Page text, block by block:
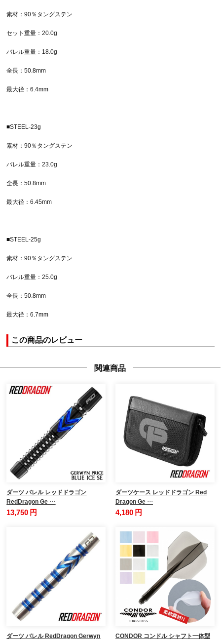
素材：90％タングステン
セット重量：20.0g
バレル重量：18.0g
全長：50.8mm
最大径：6.4mm
■STEEL-23g
素材：90％タングステン
バレル重量：23.0g
全長：50.8mm
最大径：6.45mm
■STEEL-25g
素材：90％タングステン
バレル重量：25.0g
全長：50.8mm
最大径：6.7mm
この商品のレビュー
関連商品
ダーツ バレル レッドドラゴン
RedDragon Ge …
13,750 円
ダーツケース レッドドラゴン Red
Dragon Ge …
4,180 円
ダーツ バレル RedDragon Gerwyn CONDOR コンドル シャフト一体型